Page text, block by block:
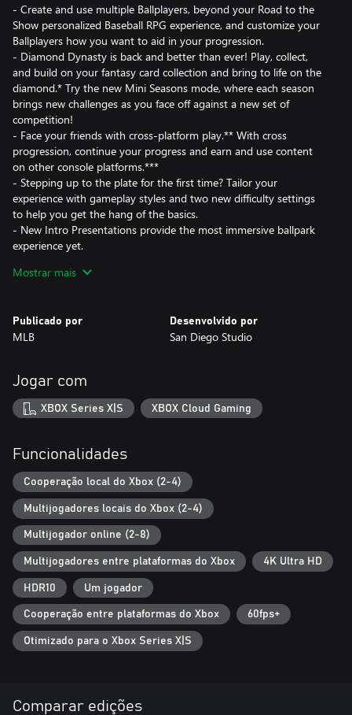
- Create and use multiple Ballplayers, beyond your Road to the
Show personalized Baseball RPG experience, and customize your
Ballplayers how you want to aid in your progression.
- Diamond Dynasty is back and better than ever! Play, collect,
and build on your fantasy card collection and bring to life on the
diamond.* Try the new Mini Seasons mode, where each season
brings new challenges as you face off against a new set of
competition!
- Face your friends with cross-platform play.** With cross
progression, continue your progress and earn and use content
on other console platforms.***
- Stepping up to the plate for the first time? Tailor your
experience with gameplay styles and two new difficulty settings
to help you get the hang of the basics.
- New Intro Presentations provide the most immersive ballpark
experience yet.
to utilize custom uniforms, logos, and created stadiums.
Next Gen Features:
stadium.
- Seamless performance: lose yourself in the moment with
smooth, targeted 60fps gameplay.
gameday in crisp, dynamic 4K resolution.****
Mostrar mais
Publicado por
MLB
Desenvolvido por
San Diego Studio
Jogar com
XBOX Series X|S XBOX Cloud Gaming
Funcionalidades
Cooperação local do Xbox (2-4)
Multijogadores locais do Xbox (2-4)
Multijogador online (2-8)
Multijogadores entre plataformas do Xbox 4K Ultra HD
HDR10 Um jogador
Cooperação entre plataformas do Xbox 60fps+
Otimizado para o Xbox Series X|S
Comparar edições